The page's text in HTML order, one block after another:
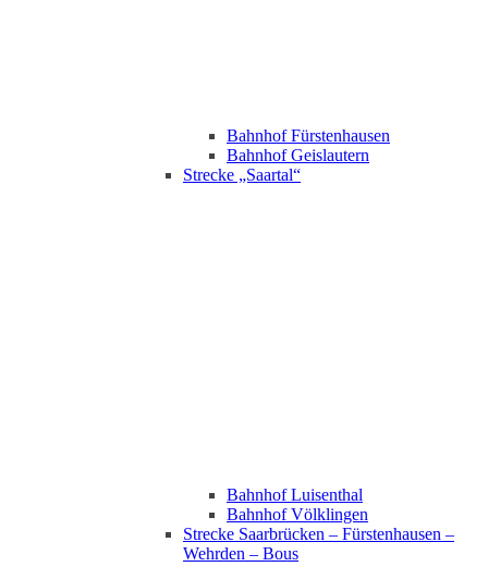
Bahnhof Fürstenhausen
Bahnhof Geislautern
Strecke „Saartal“
Bahnhof Luisenthal
Bahnhof Völklingen
Strecke Saarbrücken – Fürstenhausen –
Wehrden – Bous